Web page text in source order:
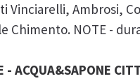
Vinciarelli, Ambrosi,
Chimento. NOTE -
- ACQUA&SAPONE